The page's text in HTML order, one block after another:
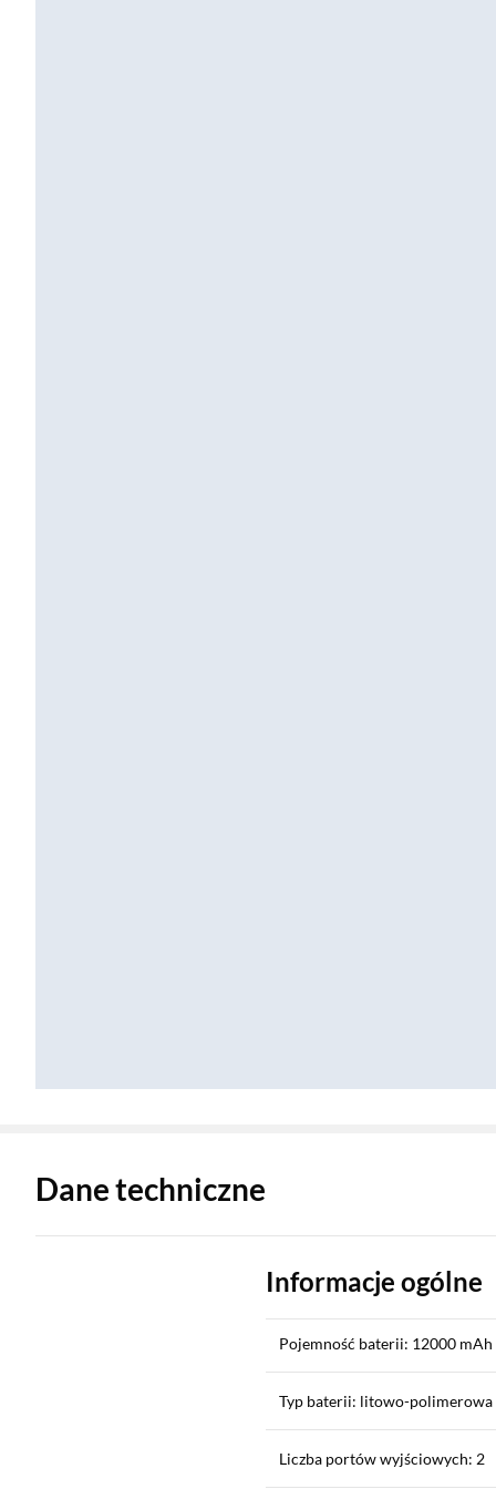
Dane techniczne
Informacje ogólne
Pojemność baterii: 12000 mAh
Typ baterii: litowo-polimerowa
Liczba portów wyjściowych: 2